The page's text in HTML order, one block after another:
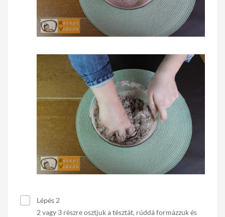
Lépés 2
2 vagy 3 részre osztjuk a tésztát, rúddá formázzuk és